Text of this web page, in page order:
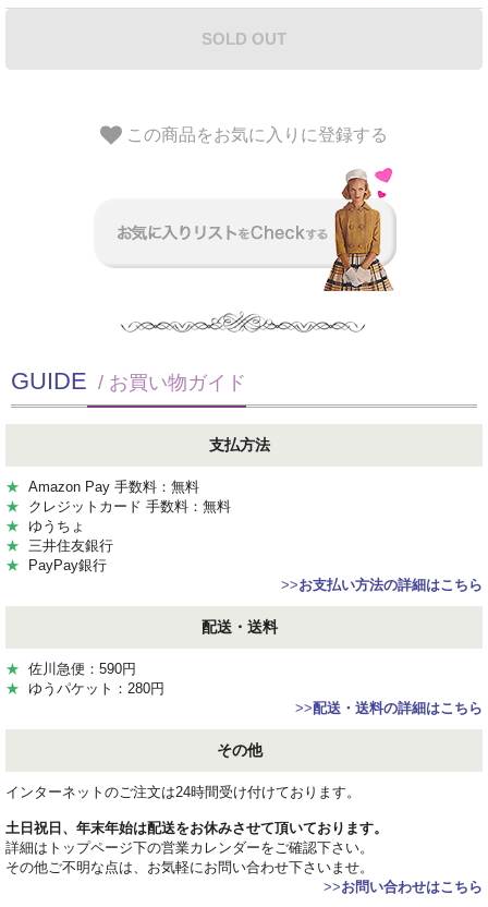
SOLD OUT
この商品をお気に入りに登録する
GUIDE / お買い物ガイド
支払方法
★ Amazon Pay 手数料：無料
★ クレジットカード 手数料：無料
★ ゆうちょ
★ 三井住友銀行
★ PayPay銀行
>>お支払い方法の詳細はこちら
配送・送料
★ 佐川急便：590円
★ ゆうパケット：280円
>>配送・送料の詳細はこちら
その他
インターネットのご注文は24時間受け付けております。
土日祝日、年末年始は配送をお休みさせて頂いております。
詳細はトップページ下の営業カレンダーをご確認下さい。
その他ご不明な点は、お気軽にお問い合わせ下さいませ。
>>お問い合わせはこちら